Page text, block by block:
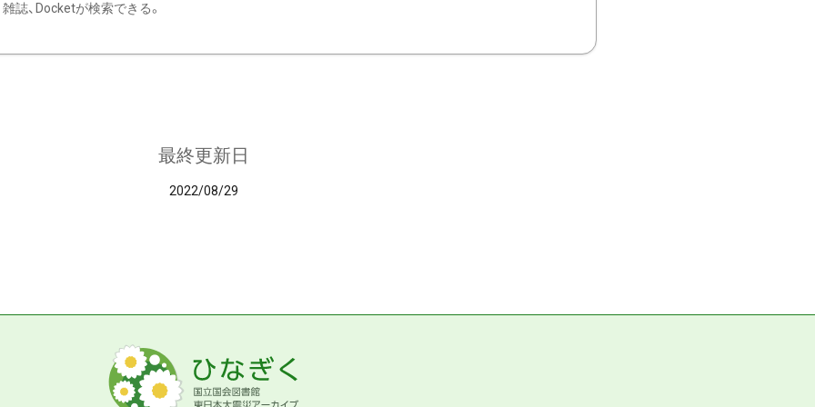
雑誌、Docketが検索できる。
最終更新日
2022/08/29